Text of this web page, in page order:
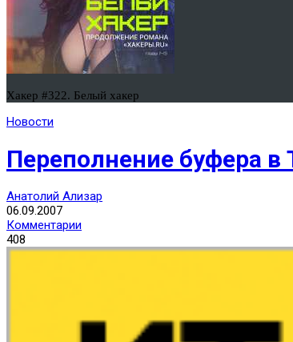
Хакер #322. Белый хакер
Новости
Переполнение буфера
Анатолий Ализар
06.09.2007
Комментарии
408